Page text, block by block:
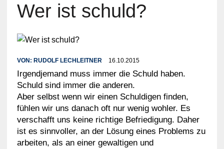
Wer ist schuld?
VON: RUDOLF LECHLEITNER 16.10.2015
Irgendjemand muss immer die Schuld haben.
Schuld sind immer die anderen.
Aber selbst wenn wir einen Schuldigen finden,
fühlen wir uns danach oft nur wenig wohler. Es
verschafft uns keine richtige Befriedigung. Daher
ist es sinnvoller, an der Lösung eines Problems zu
arbeiten, als an einer gewaltigen und